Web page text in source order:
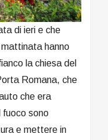
di ieri e che
hanno
la chiesa del
Romana, che
che era
sono
e mettere in